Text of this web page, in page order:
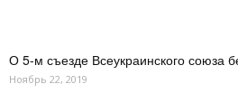
О 5-м съезде Всеукраинского союза
Ноябрь 22, 2019